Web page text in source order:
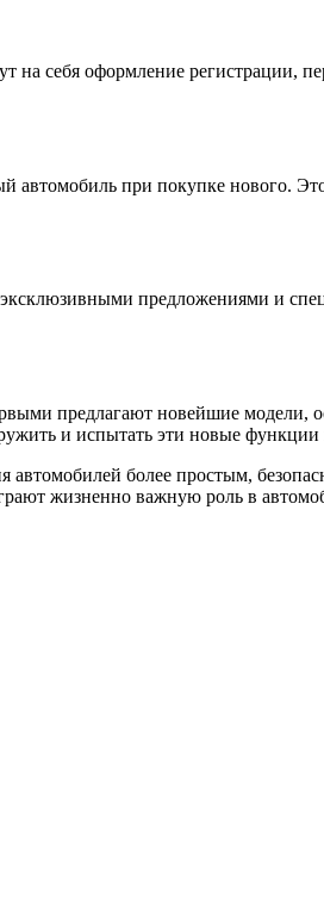
себя оформление регистрации,
автомобиль при покупке нового.
предложениями и
предлагают новейшие
и испытать эти новые функции
автомобилей более простым,
жизненно важную роль в